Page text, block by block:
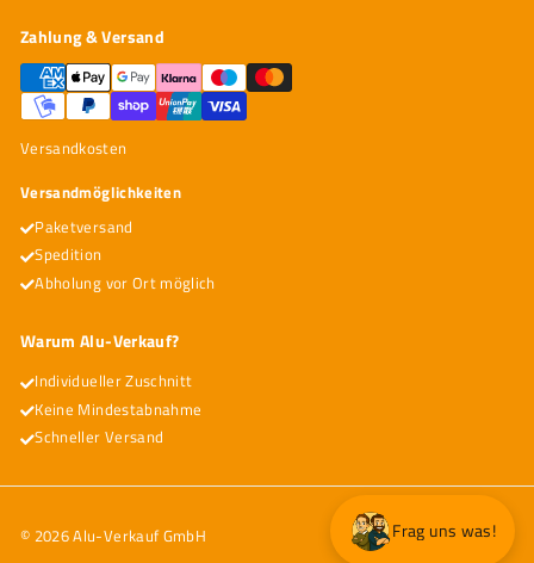
Zahlung & Versand
Versandkosten
Versandmöglichkeiten
Paketversand
Spedition
Abholung vor Ort möglich
Warum Alu-Verkauf?
Individueller Zuschnitt
Keine Mindestabnahme
Schneller Versand
© 2026 Alu-Verkauf GmbH Frag uns was!